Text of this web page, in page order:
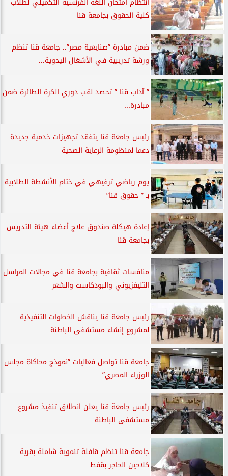
كلية الحقوق بجامعة قنا
ضمن مبادرة ”صنايعية مصر”.. جامعة قنا تنظم
ورشة تدريبية في الأشغال اليدوية...
” آداب قنا ” تحصد لقب دوري الكرة الطائرة ضمن
مبادرة...
رئيس جامعة قنا يتفقد تجهيزات خدمية جديدة
دعما لمنظومة الرعاية الصحية
يوم رياضي ترفيهي في ختام الأنشطة الطلابية
بـ ” حقوق قنا”
إعادة هيكلة صندوق علاج أعضاء هيئة التدريس
بجامعة قنا
منافسات ثقافية بجامعة قنا في مجالات المراسل
التليفزيوني والبودكاست والشعر
رئيس جامعة قنا يناقش الخطوات التنفيذية
لمشروع إنشاء مستشفى الباطنة
جامعة قنا تواصل فعاليات ”نموذج محاكاة مجلس
الوزراء المصري”
رئيس جامعة قنا يعلن انطلاق تنفيذ مشروع
مستشفى الباطنة
جامعة قنا تنظم قافلة تنموية شاملة بقرية
كلاحين الحاجر بقفط